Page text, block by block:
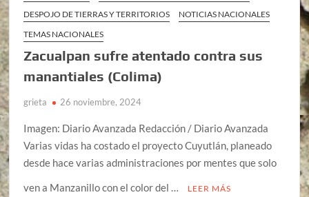
DESPOJO DE TIERRAS Y TERRITORIOS
NOTICIAS NACIONALES
TEMAS NACIONALES
Zacualpan sufre atentado contra sus
manantiales (Colima)
grieta 26 noviembre, 2024
Imagen: Diario Avanzada Redacción / Diario Avanzada
Varias vidas ha costado el proyecto Cuyutlán, planeado
desde hace varias administraciones por mentes que solo
ven a Manzanillo con el color del …
LEER MÁS